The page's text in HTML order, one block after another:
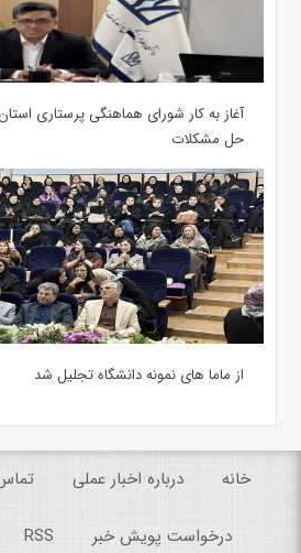
آغاز به کار شورای هماهنگی پرستاری
حل مشکلات
از ماما های نمونه دانشگاه تجلیل شد
خانه درباره اخبار عملی
درخواست پویش خبر RSS